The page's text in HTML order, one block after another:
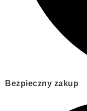
Bezpieczny zakup